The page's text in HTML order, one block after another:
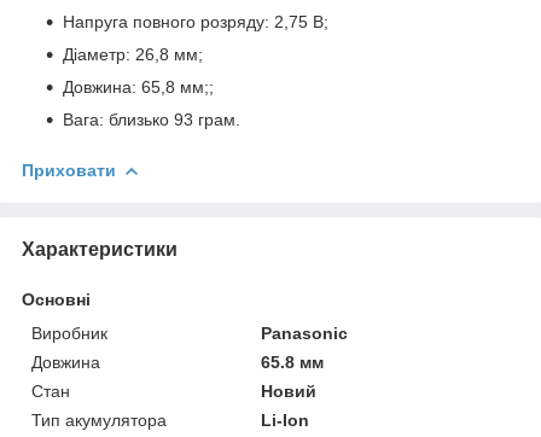
Напруга повного розряду: 2,75 В;
Діаметр: 26,8 мм;
Довжина: 65,8 мм;;
Вага: близько 93 грам.
Приховати
Характеристики
Основні
Виробник
Panasonic
Довжина
65.8 мм
Стан
Новий
Тип акумулятора
Li-Ion